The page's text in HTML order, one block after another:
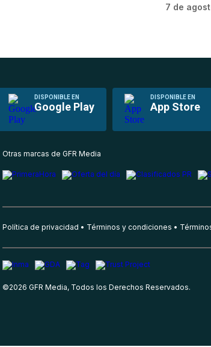
7 de
DISPONIBLE EN
Google Play
DISPONIBLE EN
App Store
Otras marcas de GFR Media
Política de privacidad Términos y condiciones
©2026 GFR Media, Todos los Derechos Reservados.